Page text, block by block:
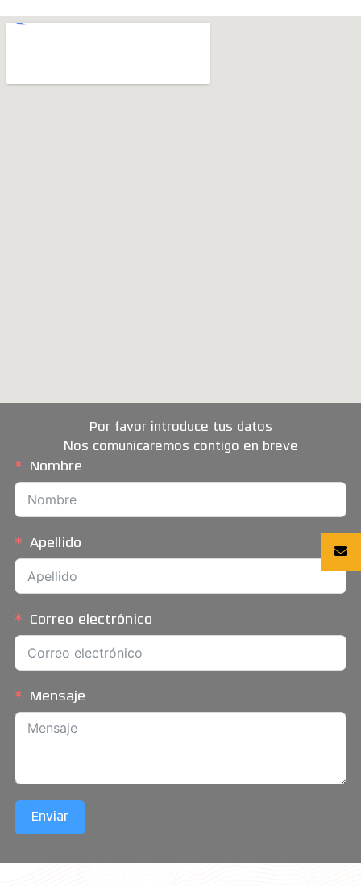
Por favor introduce tus datos
Nos comunicaremos contigo en breve
Nombre
Apellido
Correo electrónico
Mensaje
Enviar